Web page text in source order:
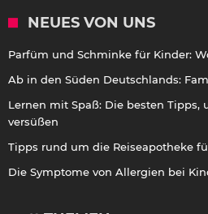
NEUES VON UNS
Parfüm und Schminke für Kinder:
Ab in den Süden Deutschlands:
Lernen mit Spaß: Die besten Tipps,
versüßen
Tipps rund um die Reiseapotheke
Die Symptome von Allergien bei